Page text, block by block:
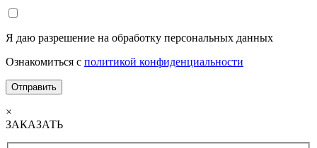
Я даю разрешение на обработку персональных данных
Ознакомиться с политикой конфиденциальности
×
ЗАКАЗАТЬ